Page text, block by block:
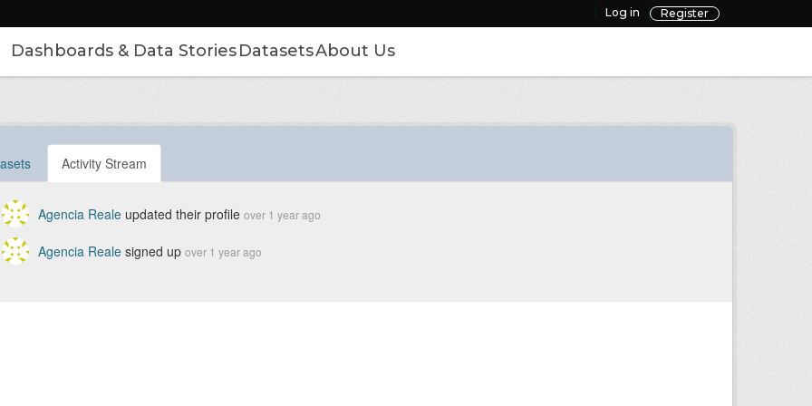
Log in Register
Dashboards & Data StoriesDatasetsAbout Us
Activity Stream
Agencia Reale updated their profile over 1 year ago
Agencia Reale signed up over 1 year ago